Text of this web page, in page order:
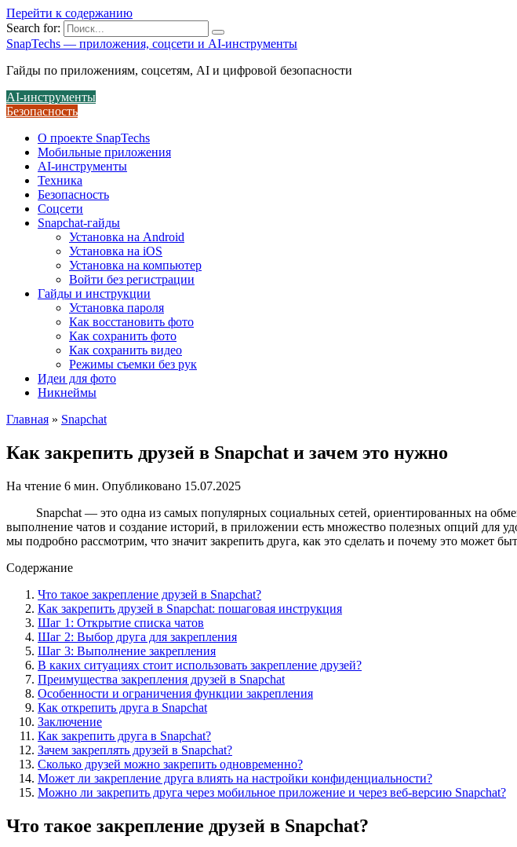
Перейти к содержанию
Search for:
SnapTechs — приложения, соцсети и AI-инструменты
Гайды по приложениям, соцсетям, AI и цифровой безопасности
AI-инструменты
Безопасность
О проекте SnapTechs
Мобильные приложения
AI-инструменты
Техника
Безопасность
Соцсети
Snapchat-гайды
Установка на Android
Установка на iOS
Установка на компьютер
Войти без регистрации
Гайды и инструкции
Установка пароля
Как восстановить фото
Как сохранить фото
Как сохранить видео
Режимы съемки без рук
Идеи для фото
Никнеймы
Главная » Snapchat
Как закрепить друзей в Snapchat и зачем это нужно
На чтение 6 мин. Опубликовано 15.07.2025
Snapchat — это одна из самых популярных социальных сетей, ориентированных на
выполнение чатов и создание историй, в приложении есть множество полезных опций для
мы подробно рассмотрим, что значит закрепить друга, как это сделать и почему это может
Содержание
Что такое закрепление друзей в Snapchat?
Как закрепить друзей в Snapchat: пошаговая инструкция
Шаг 1: Открытие списка чатов
Шаг 2: Выбор друга для закрепления
Шаг 3: Выполнение закрепления
В каких ситуациях стоит использовать закрепление друзей?
Преимущества закрепления друзей в Snapchat
Особенности и ограничения функции закрепления
Как открепить друга в Snapchat
Заключение
Как закрепить друга в Snapchat?
Зачем закреплять друзей в Snapchat?
Сколько друзей можно закрепить одновременно?
Может ли закрепление друга влиять на настройки конфиденциальности?
Можно ли закрепить друга через мобильное приложение и через веб-версию Snapchat?
Что такое закрепление друзей в Snapchat?